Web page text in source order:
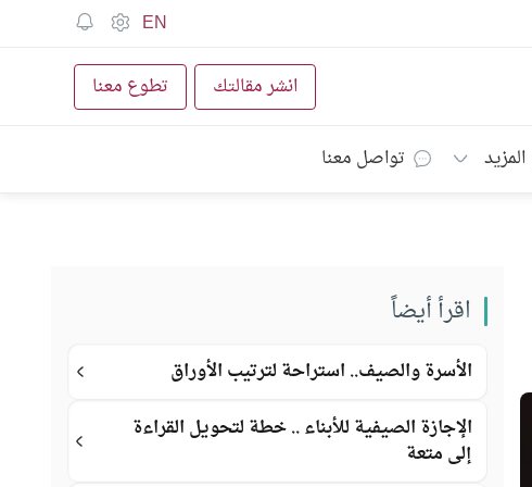
EN
انشر مقالتك تطوع معنا
المزيد تواصل معنا
اقرأ أيضاً
الأسرة والصيف.. استراحة لترتيب الأوراق
الإجازة الصيفية للأبناء .. خطة لتحويل القراءة
إلى متعة